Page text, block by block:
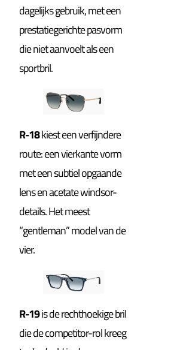
dagelijks gebruik, met een
prestatiegerichte pasvorm
die niet aanvoelt als een
sportbril.
R-18kiest een verfijndere
route: een vierkante vorm
met een subtiel opgaande
lens en acetate windsor-
details. Het meest
“gentleman” model van de
vier.
R-19is de rechthoekige bril
die de competitor-rol kreeg